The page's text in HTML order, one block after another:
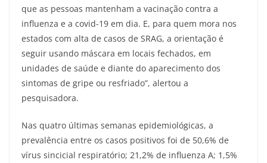
que as pessoas mantenham a vacinação contra a
influenza e a covid-19 em dia. E, para quem mora nos
estados com alta de casos de SRAG, a orientação é
seguir usando máscara em locais fechados, em
unidades de saúde e diante do aparecimento dos
sintomas de gripe ou resfriado”, alertou a
pesquisadora.
Nas quatro últimas semanas epidemiológicas, a
prevalência entre os casos positivos foi de 50,6% de
vírus sincicial respiratório; 21,2% de influenza A; 1,5%